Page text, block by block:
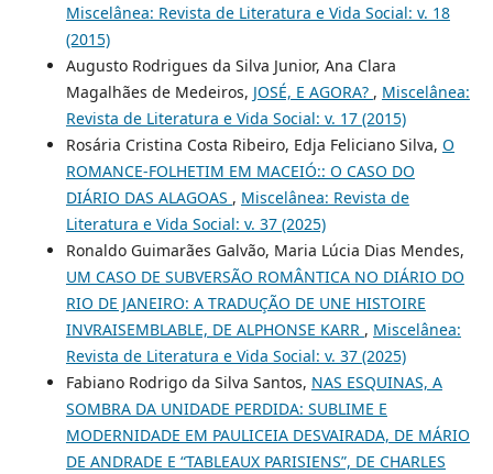
Miscelânea: Revista de Literatura e Vida Social: v. 18
(2015)
Augusto Rodrigues da Silva Junior, Ana Clara
Magalhães de Medeiros, JOSÉ, E AGORA? , Miscelânea:
Revista de Literatura e Vida Social: v. 17 (2015)
Rosária Cristina Costa Ribeiro, Edja Feliciano Silva, O
ROMANCE-FOLHETIM EM MACEIÓ:: O CASO DO
DIÁRIO DAS ALAGOAS , Miscelânea: Revista de
Literatura e Vida Social: v. 37 (2025)
Ronaldo Guimarães Galvão, Maria Lúcia Dias Mendes,
UM CASO DE SUBVERSÃO ROMÂNTICA NO DIÁRIO DO
RIO DE JANEIRO: A TRADUÇÃO DE UNE HISTOIRE
INVRAISEMBLABLE, DE ALPHONSE KARR , Miscelânea:
Revista de Literatura e Vida Social: v. 37 (2025)
Fabiano Rodrigo da Silva Santos, NAS ESQUINAS, A
SOMBRA DA UNIDADE PERDIDA: SUBLIME E
MODERNIDADE EM PAULICEIA DESVAIRADA, DE MÁRIO
DE ANDRADE E “TABLEAUX PARISIENS”, DE CHARLES